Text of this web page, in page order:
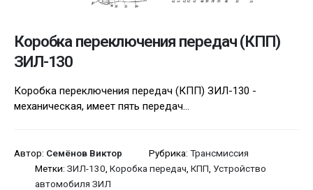
Коробка переключения передач (КПП)
ЗИЛ-130
Коробка переключения передач (КПП) ЗИЛ-130 -
механическая, имеет пять передач...
Автор: Семёнов Виктор Рубрика: Трансмиссия
Метки: ЗИЛ-130 Коробка передач КПП Устройство
автомобиля ЗИЛ